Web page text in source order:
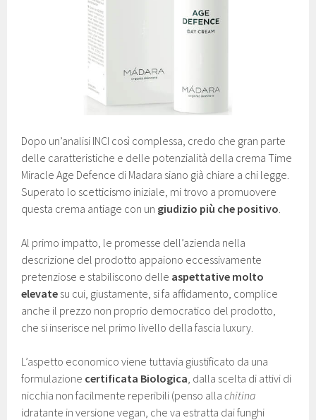
Dopo un’analisi INCI così complessa, credo che gran parte
delle caratteristiche e delle potenzialità della crema Time
Miracle Age Defence di Madara siano già chiare a chi legge.
Superato lo scetticismo iniziale, mi trovo a promuovere
questa crema antiage con un giudizio più che positivo
Al primo impatto, le promesse dell’azienda nella
descrizione del prodotto appaiono eccessivamente
pretenziose e stabiliscono delle aspettative molto
elevate su cui, giustamente, si fa affidamento, complice
anche il prezzo non proprio democratico del prodotto,
che si inserisce nel primo livello della fascia luxury.
L’aspetto economico viene tuttavia giustificato da una
formulazione certificata Biologica , dalla scelta di attivi di
nicchia non facilmente reperibili (penso allachitina
idratante in versione vegan, che va estratta dai funghi